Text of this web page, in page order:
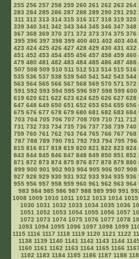
255 256 257 258 259 260 261 262 263 264
283 284 285 286 287 288 289 290 291 292
311 312 313 314 315 316 317 318 319 320
339 340 341 342 343 344 345 346 347 348
367 368 369 370 371 372 373 374 375 376
395 396 397 398 399 400 401 402 403 404
423 424 425 426 427 428 429 430 431 432
451 452 453 454 455 456 457 458 459 460
479 480 481 482 483 484 485 486 487 488
507 508 509 510 511 512 513 514 515 516
535 536 537 538 539 540 541 542 543 544
563 564 565 566 567 568 569 570 571 572
591 592 593 594 595 596 597 598 599 600
619 620 621 622 623 624 625 626 627 628
647 648 649 650 651 652 653 654 655 656
675 676 677 678 679 680 681 682 683 684
703 704 705 706 707 708 709 710 711 712
731 732 733 734 735 736 737 738 739 740
759 760 761 762 763 764 765 766 767 768
787 788 789 790 791 792 793 794 795 796
815 816 817 818 819 820 821 822 823 824
843 844 845 846 847 848 849 850 851 852
871 872 873 874 875 876 877 878 879 880
899 900 901 902 903 904 905 906 907 908
927 928 929 930 931 932 933 934 935 936
955 956 957 958 959 960 961 962 963 964
983 984 985 986 987 988 989 990 991
1008 1009 1010 1011 1012 1013 1014 1015
1030 1031 1032 1033 1034 1035 1036
1051 1052 1053 1054 1055 1056 1057
1072 1073 1074 1075 1076 1077 1078
1093 1094 1095 1096 1097 1098 1099
1115 1116 1117 1118 1119 1120 1121 1122
1138 1139 1140 1141 1142 1143 1144
1160 1161 1162 1163 1164 1165 1166
1182 1183 1184 1185 1186 1187 1188